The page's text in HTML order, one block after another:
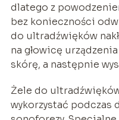
dlatego z
bez konieczności
do ultradźwięków
na głowicę
skórę, a następnie
Żele do
wykorzystać podczas